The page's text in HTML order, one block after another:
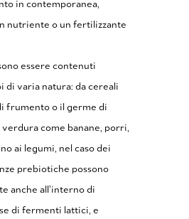
in contemporanea,
nutriente o un fertilizzante
essere contenuti
di varia natura: da cereali
frumento o il germe di
come banane, porri,
ai legumi, nel caso dei
prebiotiche possono
anche all’interno di
di fermenti lattici, e